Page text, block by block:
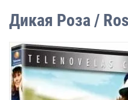
Дикая Роза /